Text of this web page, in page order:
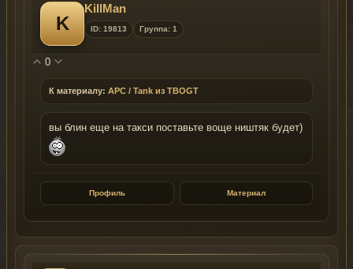
K
KillMan
ID: 19813 Группа: 1
0
К материалу: APC / Tank из TBOGT
вы блин еще на такси поставьте воще ништяк будет)
Профиль Материал